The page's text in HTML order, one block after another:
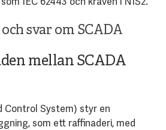
svar om SCADA
mellan SCADA
Control System) styr en
som ett raffinaderi, med